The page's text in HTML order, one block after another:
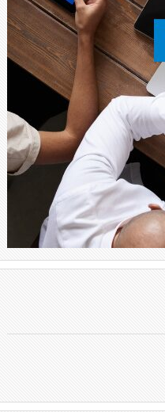
密度なスキャ